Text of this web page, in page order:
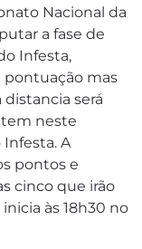
Nacional da
a fase de
Infesta,
pontuação mas
distancia será
tem neste
A
pontos e
cinco que irão
às 18h30 no